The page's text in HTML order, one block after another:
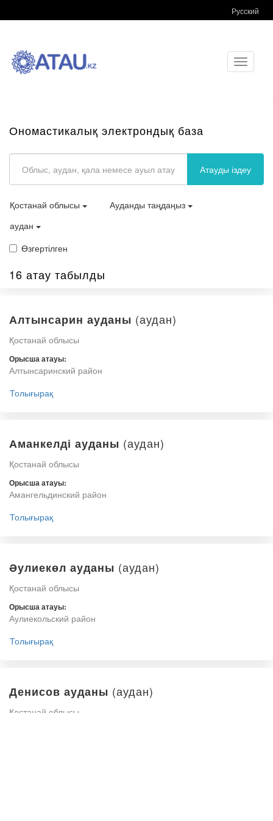
Русский
Toggle
Ономастикалық электрондық база
Атауды іздеу
Қостанай облысы
Ауданды таңдаңыз
аудан
Өзгертілген
16 атау табылды
Алтынсарин ауданы (аудан)
Қостанай облысы
Орысша атауы:
Алтынсаринский район
Толығырақ
Аманкелді ауданы (аудан)
Қостанай облысы
Орысша атауы:
Амангельдинский район
Толығырақ
Әулиекөл ауданы (аудан)
Қостанай облысы
Орысша атауы:
Аулиекольский район
Толығырақ
Денисов ауданы (аудан)
Қостанай облысы